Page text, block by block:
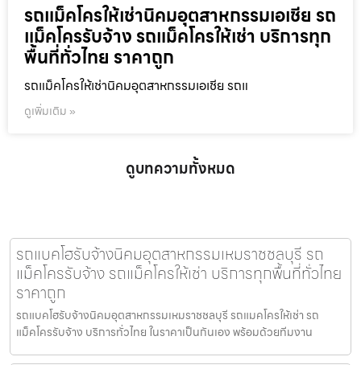
รถแม็คโครให้เช่านิคมอุตสาหกรรมเอเชีย รถ
แม็คโครรับจ้าง รถแม็คโครให้เช่า บริการทุก
พื้นที่ทั่วไทย ราคาถูก
รถแม็คโครให้เช่านิคมอุตสาหกรรมเอเชีย รถแ
ดูเพิ่มเติม »
ดูบทความทั้งหมด
รถแบคโฮรับจ้างนิคมอุตสาหกรรมเหมราชชลบุรี รถ
แม็คโครรับจ้าง รถแม็คโครให้เช่า บริการทุกพื้นที่ทั่วไทย
ราคาถูก
รถแบคโฮรับจ้างนิคมอุตสาหกรรมเหมราชชลบุรี รถแมคโครให้เช่า รถ
แม็คโครรับจ้าง บริการทั่วไทย ในราคาเป็นกันเอง พร้อมด้วยทีมงาน